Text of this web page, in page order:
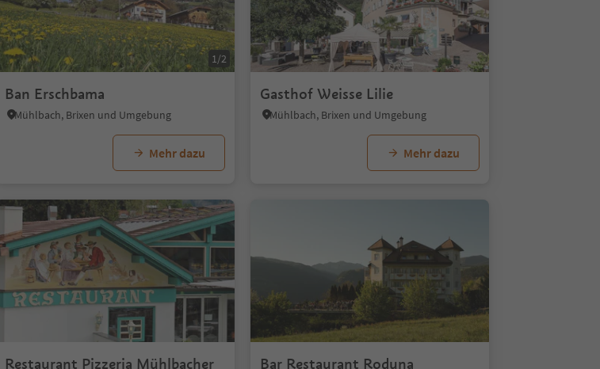
1/2
Ban Erschbama
Mühlbach, Brixen und Umgebung
Mehr dazu
Gasthof Weisse Lilie
Mühlbach, Brixen und Umgebung
Mehr dazu
Restaurant Pizzeria Mühlbacher Bar Restaurant Roduna